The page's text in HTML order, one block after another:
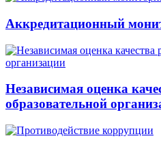
Аккредитационный
Независимая оценка
образовательной